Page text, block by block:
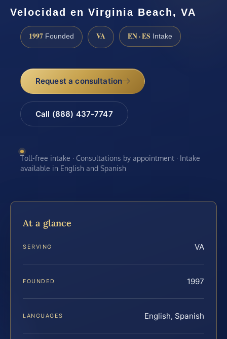
Velocidad en Virginia Beach, VA
1997 Founded VA EN · ES Intake
Request a consultation
Call (888) 437-7747
Toll-free intake · Consultations by appointment · Intake
available in English and Spanish
At a glance
SERVING VA
FOUNDED 1997
LANGUAGES English, Spanish